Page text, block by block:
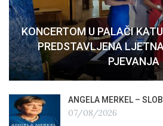
KONCERTOM U PALAČI
PREDSTAVLJENA
PJEVANJA
ANGELA MERKEL –
07/08/2026